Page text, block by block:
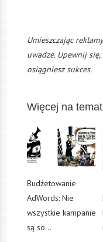
Umieszczając
uwadze. Upewnij
osiągniesz sukces.
Więcej na temat
Budżetowanie
AdWords: Nie
wszystkie kampanie
są so...